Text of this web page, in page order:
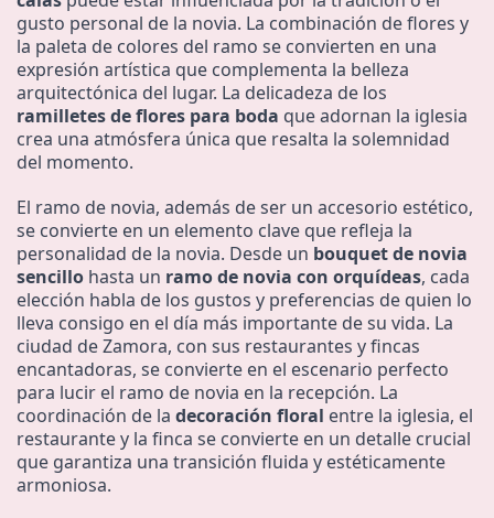
gusto personal de la novia. La combinación de flores y
la paleta de colores del ramo se convierten en una
expresión artística que complementa la belleza
arquitectónica del lugar. La delicadeza de los
ramilletes de flores para boda que adornan la iglesia
crea una atmósfera única que resalta la solemnidad
del momento.
El ramo de novia, además de ser un accesorio estético,
se convierte en un elemento clave que refleja la
personalidad de la novia. Desde un bouquet de novia
sencillo hasta un ramo de novia con orquídeas, cada
elección habla de los gustos y preferencias de quien lo
lleva consigo en el día más importante de su vida. La
ciudad de Zamora, con sus restaurantes y fincas
encantadoras, se convierte en el escenario perfecto
para lucir el ramo de novia en la recepción. La
coordinación de la decoración floral entre la iglesia, el
restaurante y la finca se convierte en un detalle crucial
que garantiza una transición fluida y estéticamente
armoniosa.